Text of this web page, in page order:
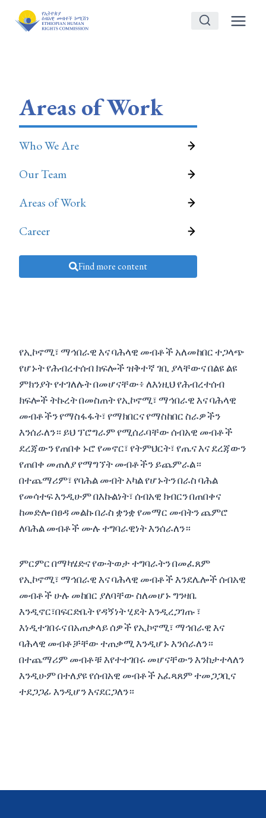
Areas of Work
Who We Are
Our Team
Areas of Work
Career
Find more content
የኢኮኖሚ፣ ማኅበራዊ እና ባሕላዊ መብቶች አለመከበር ተጋላጭ
የሆኑት የሕብረተሰብ ክፍሎች ዝቅተኛ ገቢ ያላቸውና በልዩ ልዩ
ምክንያት የተገለሉት በመሆናቸው፥ ለእነዚህ የሕብረተሰብ
ክፍሎች ትኩረት በመስጠት የኢኮኖሚ፣ ማኅበራዊ እና ባሕላዊ
መብቶችን የማስፋፋት፣ የማክበርና የማስከበር ስራዎችን
እንሰራለን። ይህ ፕሮግራም የሚሰራባቸው ሰብአዊ መብቶች
ደረጃውን የጠበቀ ኑሮ የመኖር፣ የትምህርት፣ የጤና እና ደረጃውን
የጠበቀ መጠለያ የማግኘት መብቶችን ይጨምራል።
በተጨማሪም፣ የባሕል መብት አካል የሆኑትን በራስ ባሕል
የመሳተፍ እንዲሁም በእኩልነት፣ ሰብአዊ ክብርን በጠበቀና
ከመድሎ በፀዳ መልኩ በራስ ቋንቋ የመማር መብትን ጨምሮ
ለባሕል መብቶች ሙሉ ተግባራዊነት እንሰራለን።
ምርምር በማካሄድና የውትወታ ተግባራትን በመፈጸም
የኢኮኖሚ፣ ማኅበራዊ እና ባሕላዊ መብቶች እንደሌሎች ሰብአዊ
መብቶች ሁሉ መከበር ያለባቸው ስለመሆኑ ግንዛቤ
እንዲኖር፣በፍርድቤት የዳኝነት ሂደት እንዲረጋገጡ ፣
እነዲተገበሩና በአጠቃላይ ሰዎች የኢኮኖሚ፣ ማኅበራዊ እና
ባሕላዊ መብቶቻቸው ተጠቃሚ እንዲሆኑ እንሰራለን።
በተጨማሪም መብቶቹ እየተተገበሩ መሆናቸውን እንከታተላለን
እንዲሁም በተለያዩ የሰብአዊ መብቶች አፈጻጸም ተመጋጋቢና
ተደጋጋፊ እንዲሆን እናደርጋለን።